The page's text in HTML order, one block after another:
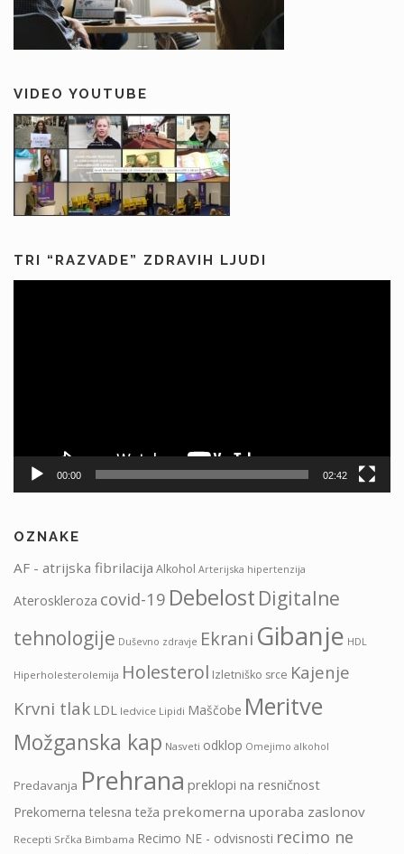
VIDEO YOUTUBE
TRI “RAZVADE” ZDRAVIH LJUDI
00:00 02:42
OZNAKE
AF - atrijska fibrilacija Alkohol Arterijska hipertenzija
Ateroskleroza covid-19 Debelost Digitalne
tehnologije Duševno zdravje Ekrani Gibanje HDL
Hiperholesterolemija Holesterol Izletniško srce Kajenje
Krvni tlak LDL ledvice Lipidi Maščobe Meritve
Možganska kap Nasveti odklop Omejimo alkohol
Predavanja Prehrana preklopi na resničnost
Prekomerna telesna teža prekomerna uporaba zaslonov
Recepti Srčka Bimbama Recimo NE - odvisnosti recimo ne